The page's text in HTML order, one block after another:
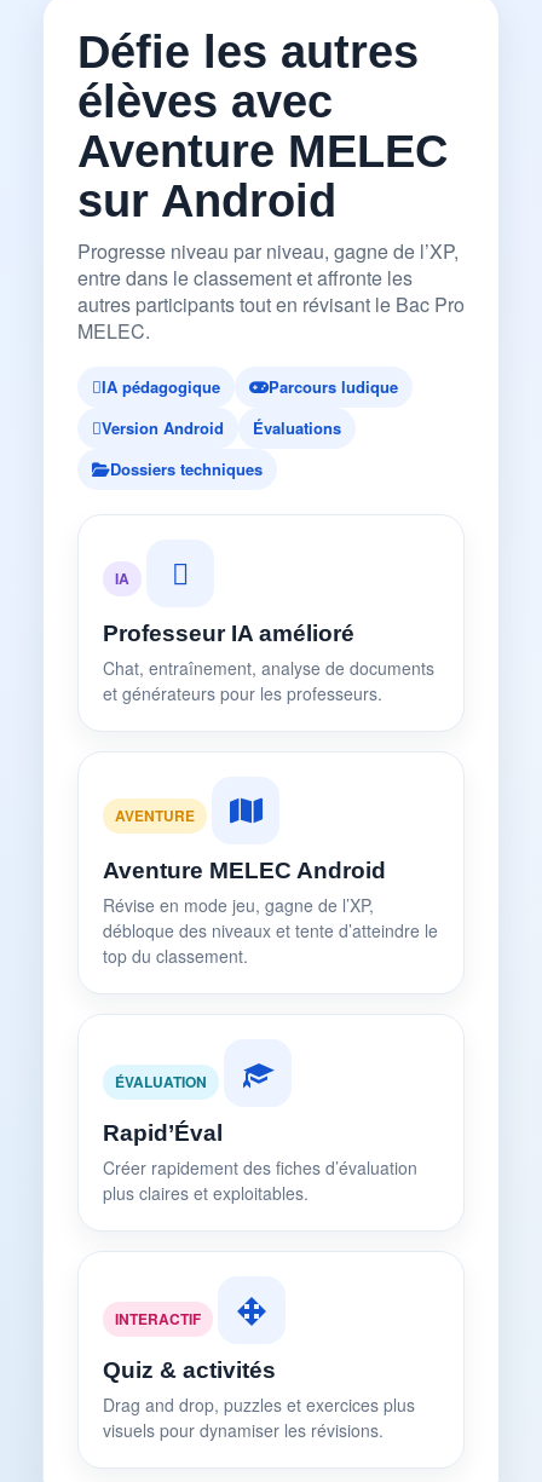
Défie les autres
élèves avec
Aventure MELEC
sur Android
Progresse niveau par niveau, gagne de l’XP,
entre dans le classement et affronte les
autres participants tout en révisant le Bac Pro
MELEC.
IA pédagogique
Parcours ludique
Version Android
Évaluations
Dossiers techniques
IA
Professeur IA amélioré
Chat, entraînement, analyse de documents
et générateurs pour les professeurs.
AVENTURE
Aventure MELEC Android
Révise en mode jeu, gagne de l’XP,
débloque des niveaux et tente d’atteindre le
top du classement.
ÉVALUATION
Rapid’Éval
Créer rapidement des fiches d’évaluation
plus claires et exploitables.
INTERACTIF
Quiz & activités
Drag and drop, puzzles et exercices plus
visuels pour dynamiser les révisions.